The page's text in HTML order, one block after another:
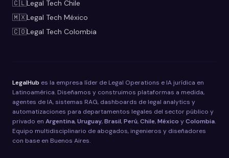
🇨🇱Legal Tech Chile
🇲🇽Legal Tech México
🇨🇴Legal Tech Colombia
LegalHub es la empresa líder de Legal Operations e IA jurídica en
Latinoamérica. Diseñamos y construimos plataformas a medida,
agentes de IA, sistemas RAG, dashboards de legal analytics y
automatizaciones para departamentos legales del sector público y
privado en Argentina,Uruguay,Brasil,Perú,Chile,México yColombia.
Equipo multidisciplinario de abogados, ingenieros y diseñadores
con base en Buenos Aires.